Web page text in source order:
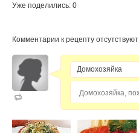
Уже поделились: 0
Комментарии к рецепту отсутствуют